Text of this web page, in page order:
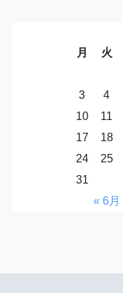
月
火
« 6月
3
4
10
11
17
18
24
25
31